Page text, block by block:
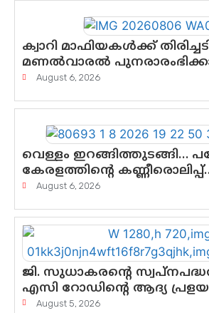
ക്വാറി മാഫിയകൾക്ക്
മണൽവാരൽ
സർക്കാർ തീരുമാനം
August 6, 2026
വെള്ളം ഇറങ്ങിത്തുടങ്ങി…
കേരളത്തിന്റെ കണ്ണീരൊലിപ്പ്
എന്നവസാനിക്കും?
August 6, 2026
ജി. സുധാകരന്റെ
എസി റോഡിന്റെ ആദ്യ
ഉയരുന്നത് ഗുരുതര
August 5, 2026